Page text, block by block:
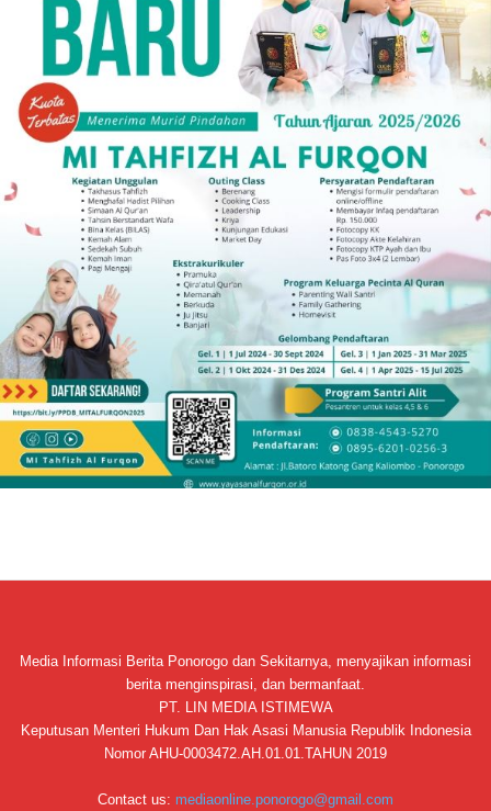
Media Informasi Berita Ponorogo dan Sekitarnya, menyajikan informasi
berita menginspirasi, dan bermanfaat.
PT. LIN MEDIA ISTIMEWA
Keputusan Menteri Hukum Dan Hak Asasi Manusia Republik Indonesia
Nomor AHU-0003472.AH.01.01.TAHUN 2019
Contact us: mediaonline.ponorogo@gmail.com